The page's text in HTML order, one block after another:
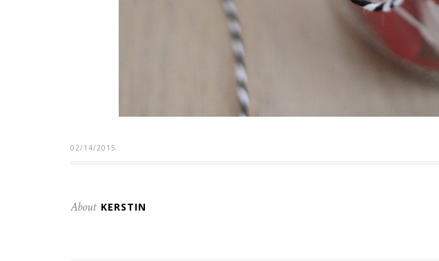
02/14/2015
About KERSTIN